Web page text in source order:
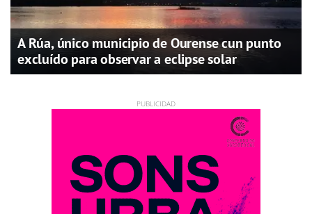
A Rúa, único municipio de Ourense cun punto
excluído para observar a eclipse solar